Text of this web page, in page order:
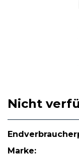
Nicht
Marke: